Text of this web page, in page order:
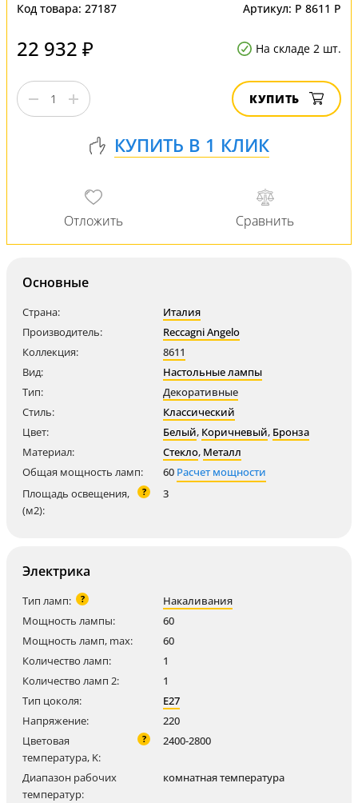
Код товара: 27187 Артикул: P 8611 P
22 932 ₽ На складе 2 шт.
КУПИТЬ
Основные
Страна:
Италия
Производитель:
Reccagni Angelo
Коллекция:
8611
Вид:
Настольные лампы
Тип:
Декоративные
Стиль:
Классический
Цвет:
Белый, Коричневый, Бронза
Материал:
Стекло, Металл
Общая мощность ламп:
60 Расчет мощности
Площадь освещения,
(м2):
? 3
Электрика
Тип ламп: ?
Накаливания
Мощность лампы:
60
Мощность ламп, max:
60
Количество ламп:
1
Количество ламп 2:
1
Тип цоколя:
E27
Напряжение:
220
Цветовая
температура, K:
? 2400-2800
Диапазон рабочих
температур:
комнатная температура